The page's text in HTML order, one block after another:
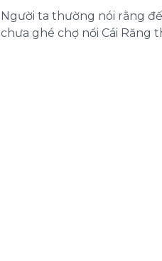
Người ta thường nói rằng
chưa ghé chợ nổi Cái Răng